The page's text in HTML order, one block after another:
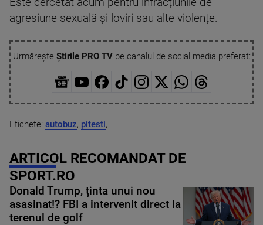
agresiune sexuală și loviri sau alte violențe.
Urmărește Știrile PRO TVpe canalul de social media preferat:
Etichete: autobuz, pitesti,
ARTICOL RECOMANDAT DE
SPORT.RO
Donald Trump, ținta unui nou
asasinat!? FBI a intervenit direct la
terenul de golf